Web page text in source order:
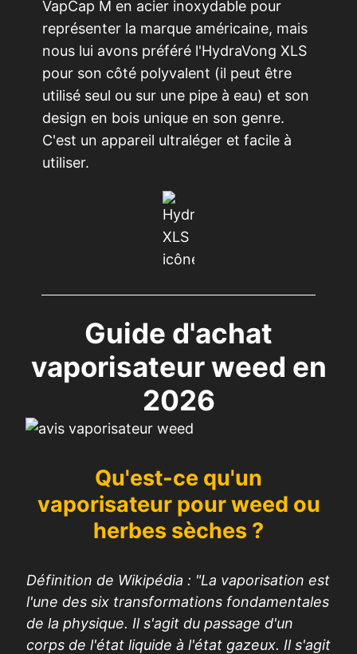
VapCap M en acier inoxydable pour
représenter la marque américaine, mais
nous lui avons préféré l'HydraVong XLS
pour son côté polyvalent (il peut être
utilisé seul ou sur une pipe à eau) et son
design en bois unique en son genre.
C'est un appareil ultraléger et facile à
utiliser.
Guide d'achat
vaporisateur weed en
2026
Qu'est-ce qu'un
vaporisateur pour weed ou
herbes sèches ?
Définition de Wikipédia : "La vaporisation est
l'une des six transformations fondamentales
de la physique. Il s'agit du passage d'un
corps de l'état liquide à l'état gazeux. Il s'agit